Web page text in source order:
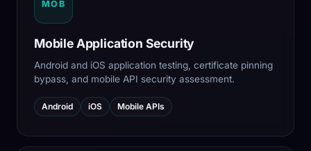
MOB
Mobile Application Security
Android and iOS application testing, certificate pinning
bypass, and mobile API security assessment.
Android iOS Mobile APIs